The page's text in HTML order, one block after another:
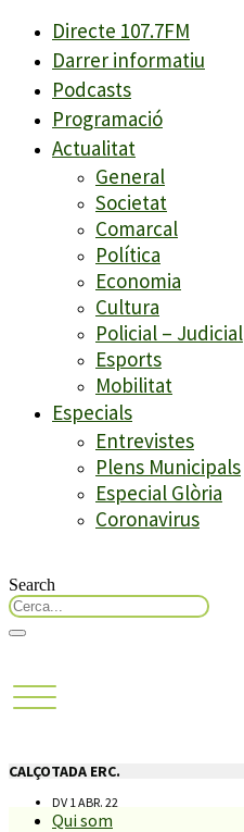
Directe 107.7FM
Darrer informatiu
Podcasts
Programació
Actualitat
General
Societat
Comarcal
Política
Economia
Cultura
Policial – Judicial
Esports
Mobilitat
Especials
Entrevistes
Plens Municipals
Especial Glòria
Coronavirus
Search
Qui som
CALÇOTADA ERC.
DV 1 ABR. 22